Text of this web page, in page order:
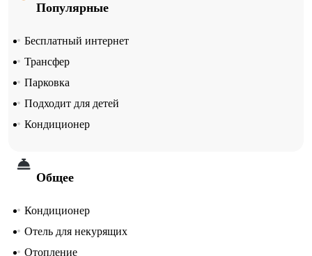
Популярные
Бесплатный интернет
Трансфер
Парковка
Подходит для детей
Кондиционер
Общее
Кондиционер
Отель для некурящих
Отопление